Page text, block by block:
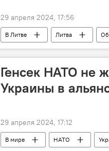
29 апреля 2024, 17:56
В Литве Литва
Генсек НАТО не
Украины в
29 апреля 2024, 17:12
В мире НАТО